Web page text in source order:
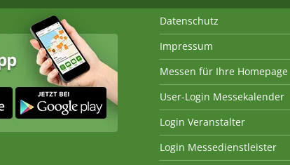
Datenschutz
Impressum
Messen für Ihre Homepage
User-Login Messekalender
Login Veranstalter
Login Messedienstleister